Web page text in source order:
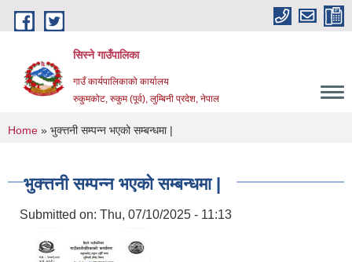
Skip to main content
सिस्ने गाउँपालिका
गाउँ कार्यपालिकाको कार्यालय
रुकुमकोट, रुकुम (पूर्व), लुम्बिनी प्रदेश, नेपाल
You are here
Home » भुक्त्तनी सम्पन्न भएको सम्बन्धमा |
भुक्त्तनी सम्पन्न भएको सम्बन्धमा |
Submitted on: Thu, 07/10/2025 - 11:13